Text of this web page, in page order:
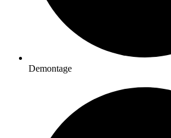
Demontage